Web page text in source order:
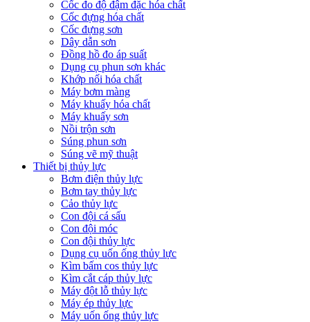
Cốc đo độ đậm đặc hóa chất
Cốc đựng hóa chất
Cốc đựng sơn
Dây dẫn sơn
Đồng hồ đo áp suất
Dụng cụ phun sơn khác
Khớp nối hóa chất
Máy bơm màng
Máy khuấy hóa chất
Máy khuấy sơn
Nồi trộn sơn
Súng phun sơn
Súng vẽ mỹ thuật
Thiết bị thủy lực
Bơm điện thủy lực
Bơm tay thủy lực
Cảo thủy lực
Con đội cá sấu
Con đội móc
Con đội thủy lực
Dụng cụ uốn ống thủy lực
Kìm bấm cos thủy lực
Kìm cắt cáp thủy lực
Máy đột lỗ thủy lực
Máy ép thủy lực
Máy uốn ống thủy lực